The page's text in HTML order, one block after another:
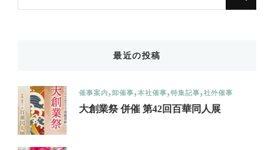
for
最近の投稿
催事案内 卸催事 本社催事 特集記事 社外催事
大創業祭 併催 第42回百華同人展